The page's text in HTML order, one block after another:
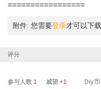
=================
附件: 您需要登录才可以下
评分
参与人数 1 威望 +1 Diy币